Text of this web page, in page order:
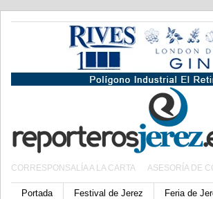
CORRESPONSALÍA A LA CARTA ASESORÍA DE
Portada Festival de Jerez Feria de